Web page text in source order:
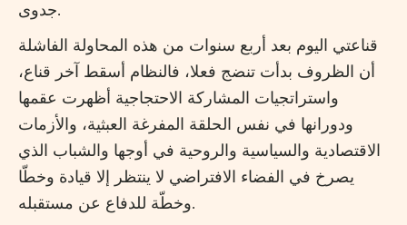
جدوى.
قناعتي اليوم بعد أربع سنوات من هذه المحاولة الفاشلة
أن الظروف بدأت تنضج فعلا، فالنظام أسقط آخر قناع،
واستراتجيات المشاركة الاحتجاجية أظهرت عقمها
ودورانها في نفس الحلقة المفرغة العبثية، والأزمات
الاقتصادية والسياسية والروحية في أوجها والشباب الذي
يصرخ في الفضاء الافتراضي لا ينتظر إلا قيادة وخطّا
وخطّة للدفاع عن مستقبله.